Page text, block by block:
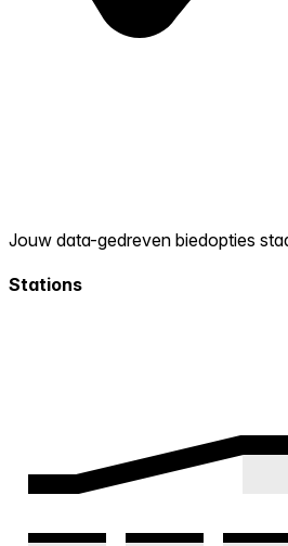
Jouw data-gedreven biedopties
Stations